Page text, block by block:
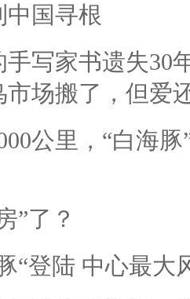
国寻根
手写家书遗失30
市场搬了，但爱
公里，“白海
”了？
“登陆 中心最大